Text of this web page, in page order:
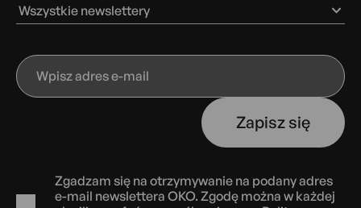
Wszystkie newslettery
Wpisz
adres
Zapisz się
Zgadzam się na otrzymywanie na podany adres
e-mail newslettera OKO. Zgodę można w każdej